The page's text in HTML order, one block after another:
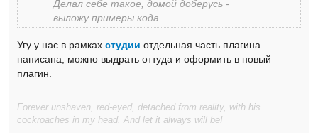
Делал себе такое, домой доберусь -
выложу примеры кода
Угу у нас в рамкахстудии отдельная часть плагина
написана, можно выдрать оттуда и оформить в новый
плагин.
Forever unshaven, red-eyed, detached from reality, with his
cockroaches in my head. And let it always will be!